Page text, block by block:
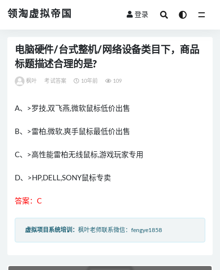
领淘虚拟帝国 登录
电脑硬件/台式整机/网络设备类目下，商品
标题描述合理的是?
枫叶 考试答案 10年前 109
A、>罗技,双飞燕,微软鼠标低价出售
B、>雷柏,微软,爽手鼠标最低价出售
C、>高性能雷柏无线鼠标,游戏玩家专用
D、>HP,DELL,SONY鼠标专卖
答案：C
虚拟项目系统培训： 枫叶老师联系微信：fengye1858